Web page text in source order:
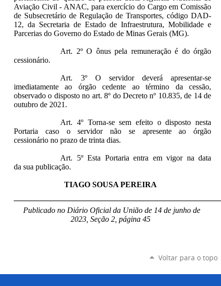
Aviação Civil - ANAC, para exercício do Cargo em Comissão
de Subsecretário de Regulação de Transportes, código DAD-
12, da Secretaria de Estado de Infraestrutura, Mobilidade e
Parcerias do Governo do Estado de Minas Gerais (MG).
Art. 2º O ônus pela remuneração é do órgão
cessionário.
Art. 3º O servidor deverá apresentar-se
imediatamente ao órgão cedente ao término da cessão,
observado o disposto no art. 8º do Decreto nº 10.835, de 14 de
outubro de 2021.
Art. 4º Torna-se sem efeito o disposto nesta
Portaria caso o servidor não se apresente ao órgão
cessionário no prazo de trinta dias.
Art. 5º Esta Portaria entra em vigor na data
da sua publicação.
TIAGO SOUSA PEREIRA
Publicado no Diário Oficial da União de 14 de junho de
2023, Seção 2, página 45
Voltar para o topo